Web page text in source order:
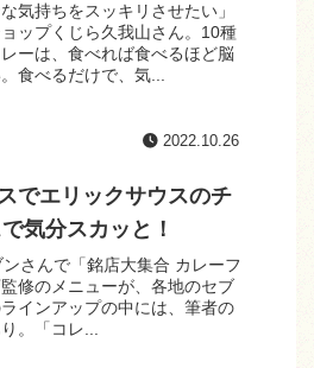
気持ちをスッキリさせたい」
ップくじら久我山さん。10種
ーは、食べれば食べるほど脳
食べるだけで、気...
2022.10.26
でエリックサウスのチ
気分スカッと！
さんで「銘店大集合 カレーフ
修のメニューが、各地のセブ
インアップの中には、筆者の
。「コレ...